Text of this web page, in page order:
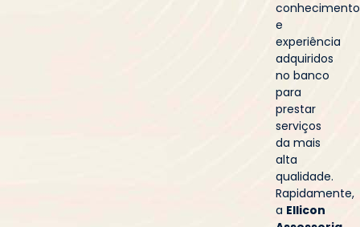
conhecimento
e
experiência
adquiridos
no banco
para
prestar
serviços
da mais
alta
qualidade.
Rapidamente,
a Ellicon